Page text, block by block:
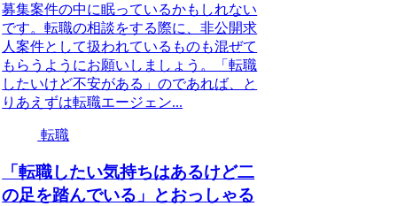
募集案件の中に眠っているかもしれない
です。転職の相談をする際に、非公開求
人案件として扱われているものも混ぜて
もらうようにお願いしましょう。「転職
したいけど不安がある」のであれば、と
りあえずは転職エージェン...
転職
「転職したい気持ちはあるけど二
の足を踏んでいる」とおっしゃる